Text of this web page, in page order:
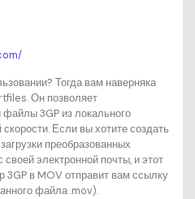
Тогда вам наверняка
Он позволяет
файлы 3GP из локального
Если вы хотите создать
преобразованных
электронной почты, и этот
3GP в MOV отправит вам ссылку
файла .mov).